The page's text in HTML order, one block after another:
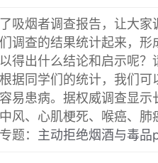
吸烟者调查报告，让大
调查的结果统计起来，
得出什么结论和启示呢
据同学们的统计，我们
易患病。据权威调查显
风、心肌梗死、喉癌、
题： 主动拒绝烟酒与毒品